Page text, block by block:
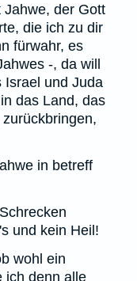
Jahwe, der Gott
die ich zu dir
fürwahr, es
-, da will
Israel und Juda
das Land, das
in betreff
und kein Heil!
wohl ein
ich denn alle